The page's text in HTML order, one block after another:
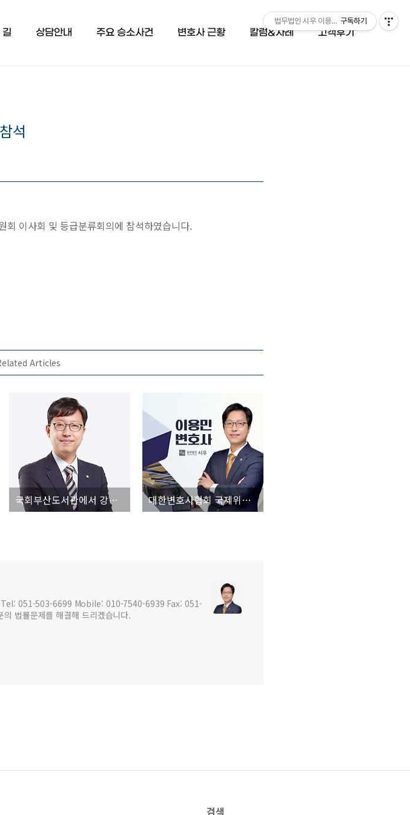
길 상담안내 주요 승소사건 변호사 근황 칼럼&사례 고객후기
석
이사회 및 등급분류회의에 참석하였습니다.
Articles
국회부산도서관에서 강의 - 보이스피싱 예방과 대응 [법무법인 시우 부산 이용민 변호사] 대한변호사협회 국제위원회 일본소위 회의 참석 [법무법인 시우 부산 이용민 변호사]
Tel: 051-503-6699 Mobile: 010-7540-6939 Fax: 051-
법률문제를 해결해 드리겠습니다.
검색
법무법인 시우 이용민 변호사 (051-503-
구독하기